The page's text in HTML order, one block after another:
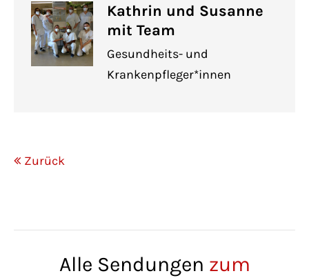
Kathrin und Susanne
mit Team
Gesundheits- und
Krankenpfleger*innen
Zurück
Alle Sendungen zum